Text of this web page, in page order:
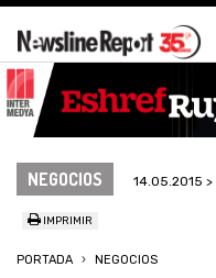
NEGOCIOS 14.05.2015 >
IMPRIMIR
PORTADA NEGOCIOS